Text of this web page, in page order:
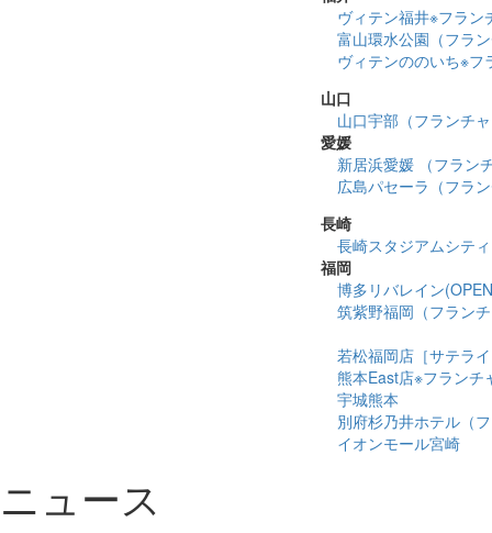
ヴィテン福井※フラン
富山環水公園（フラ
ヴィテンののいち※フ
山口
山口宇部（フランチ
愛媛
新居浜愛媛 （フラン
広島パセーラ（フラ
長崎
長崎スタジアムシテ
福岡
博多リバレイン
筑紫野福岡（フラン
若松福岡店［サテラ
熊本East店※フランチ
宇城熊本
別府杉乃井ホテル（
イオンモール宮崎
ニュース